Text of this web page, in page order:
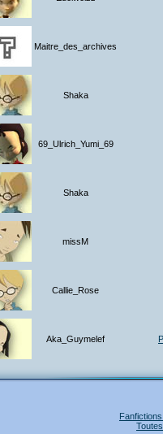
Maitre_des_archives
Shaka
69_Ulrich_Yumi_69
Shaka
missM
Callie_Rose
Aka_Guymelef